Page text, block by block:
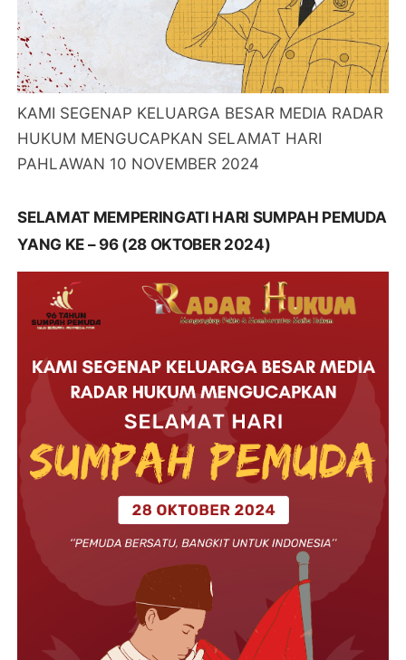
KAMI SEGENAP KELUARGA BESAR MEDIA RADAR
HUKUM MENGUCAPKAN SELAMAT HARI
PAHLAWAN 10 NOVEMBER 2024
SELAMAT MEMPERINGATI HARI SUMPAH PEMUDA
YANG KE – 96 (28 OKTOBER 2024)